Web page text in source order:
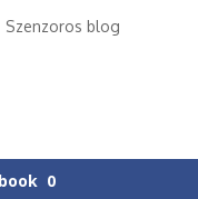
Szenzoros blog
0